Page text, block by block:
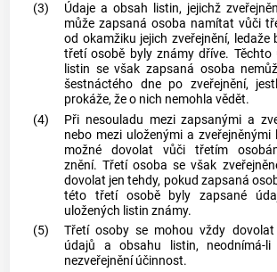
(3)
Údaje a obsah listin, jejichž
může zapsaná osoba namítat vůči
od okamžiku jejich zveřejnění, ledaže
třetí osobě byly známy dříve. Těchto
listin se však zapsaná osoba
šestnáctého dne po zveřejnění,
prokáže, že o nich nemohla vědět.
(4)
Při nesouladu mezi zapsanými a
nebo mezi uloženými a zveřejněnými
možné dovolat vůči třetím
znění. Třetí osoba se však
dovolat jen tehdy, pokud zapsaná
této třetí osobě byly zapsané
uložených listin známy.
(5)
Třetí osoby se mohou vždy dovolat
údajů a obsahu listin, neodnímá-
nezveřejnění účinnost.